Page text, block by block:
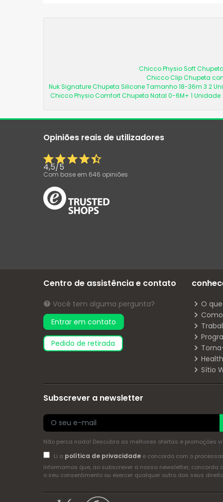
Chicco Physio Soft
Chicco Clip Chupeta
Nuk Signature Chupeta Silicone Tamanho 18-36m 3 2
Chicco Physio Comfort Chupeta Natal 0-6M+ 1 Unidade
Opiniões reais de utilizadores
4,5/5
Com base em 646 opiniões
Centro de assistência e contato
Você tem alguma pergunta?
Entrar em contato
pedido de retirada
O
Sítio
Subscrever a newsletter
Não perca nada! Descubra as melhores ofertas e promoções
Li a política de privacidadee concordo com o
Informamos que, ao subscrever a nossa newsletter,
o seu consentimento ou exercer qualquer outro dos seus